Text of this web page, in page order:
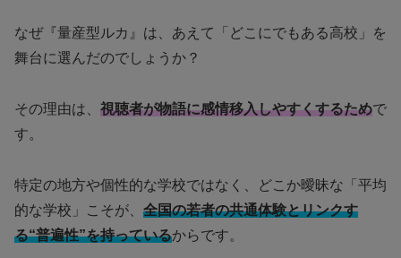
なぜ『量産型ルカ』は、あえて「どこにでもある高校」を
舞台に選んだのでしょうか？
その理由は、 視聴者が物語に感情移入しやすくするためで
す。
特定の地方や個性的な学校ではなく、どこか曖昧な「平均
的な学校」こそが、 全国の若者の共通体験とリンクす
る“普遍性”を持っているからです。